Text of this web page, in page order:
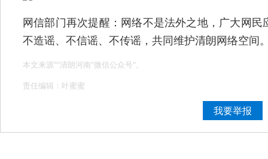
网信部门再次提醒：网络不是法外之地，广大网
不造谣、不信谣、不传谣，共同维护清朗网络空间
本文来源"“清朗河南”微信公众号"。
责任编辑：叶蜜蜜
我要举报